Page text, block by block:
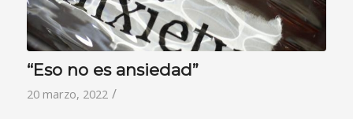
“Eso no es ansiedad”
20 marzo, 2022 /